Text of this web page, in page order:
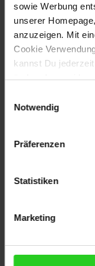
sowie Werbung
unserer
anzuzeigen. Mit
Cookie
kannst Du
ändern bzw.
Notwendig
Präferenzen
Statistiken
Marketing